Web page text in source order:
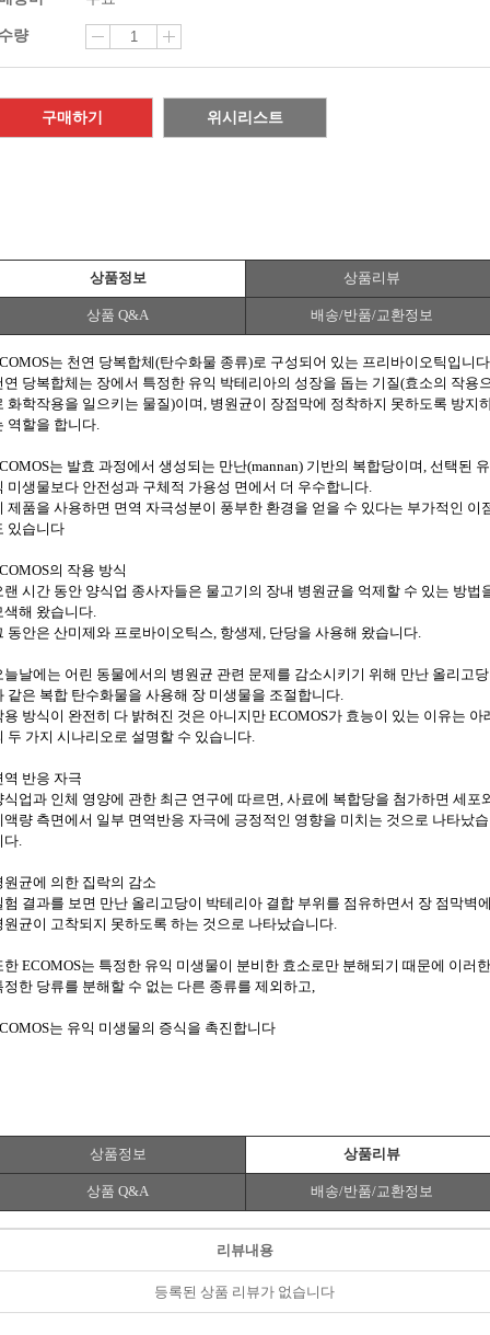
량
구매하기 위시리스트
상품정보 상품리뷰
상품 Q&A 배송/반품/교환정보
는 천연 당복합체(탄수화물 종류)로 구성되어 있는 프리바이오틱입니
연 당복합체는 장에서 특정한 유익 박테리아의 성장을 돕는 기질(효소의 작용
화학작용을 일으키는 물질)이며, 병원균이 장점막에 정착하지 못하도록 방지
역할을 합니다.
는 발효 과정에서 생성되는 만난(mannan) 기반의 복합당이며, 선택된 유
미생물보다 안전성과 구체적 가용성 면에서 더 우수합니다.
제품을 사용하면 면역 자극성분이 풍부한 환경을 얻을 수 있다는 부가적인 이
있습니다
의 작용 방식
랜 시간 동안 양식업 종사자들은 물고기의 장내 병원균을 억제할 수 있는 방법
색해 왔습니다.
동안은 산미제와 프로바이오틱스, 항생제, 단당을 사용해 왔습니다.
늘날에는 어린 동물에서의 병원균 관련 문제를 감소시키기 위해 만난 올리고당
같은 복합 탄수화물을 사용해 장 미생물을 조절합니다.
용 방식이 완전히 다 밝혀진 것은 아니지만 ECOMOS가 효능이 있는 이유는 아
두 가지 시나리오로 설명할 수 있습니다.
역 반응 자극
식업과 인체 영양에 관한 최근 연구에 따르면, 사료에 복합당을 첨가하면 세포
액량 측면에서 일부 면역반응 자극에 긍정적인 영향을 미치는 것으로 나타났습
다.
원균에 의한 집락의 감소
험 결과를 보면 만난 올리고당이 박테리아 결합 부위를 점유하면서 장 점막벽
원균이 고착되지 못하도록 하는 것으로 나타났습니다.
한 ECOMOS는 특정한 유익 미생물이 분비한 효소로만 분해되기 때문에 이러
정한 당류를 분해할 수 없는 다른 종류를 제외하고,
는 유익 미생물의 증식을 촉진합니다
상품정보 상품리뷰
상품 Q&A 배송/반품/교환정보
리뷰내용
등록된 상품 리뷰가 없습니다